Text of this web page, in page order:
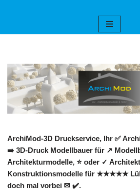
ArchiMod-3D Druckservice, Ihr ✅
➡️ 3D-Druck Modellbauer für ↗️
Architekturmodelle, ⭐ oder ✓
Konstruktionsmodelle für ★★★★★
doch mal vorbei ✉ ✔️.